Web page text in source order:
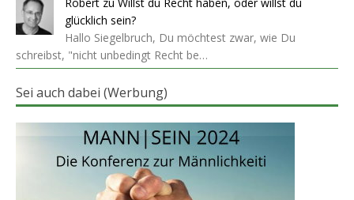
glücklich sein?
Hallo Siegelbruch, Du möchtest zwar, wie Du
schreibst, "nicht unbedingt Recht be…
Sei auch dabei (Werbung)